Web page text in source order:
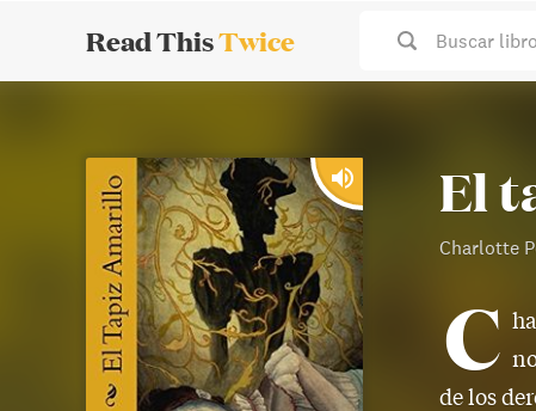
Read ThisTwice Buscar
El
Charlotte
C
de los